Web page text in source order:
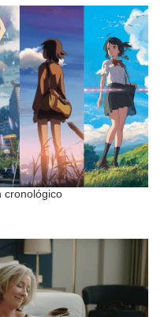
cronológico